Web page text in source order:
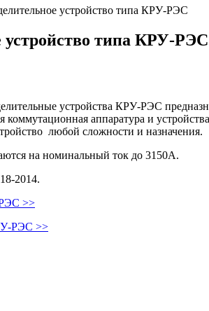
устройство типа КРУ-РЭС
устройство типа КРУ-РЭС
устройства КРУ-РЭС
коммутационная аппаратура и
любой сложности и назначения.
на номинальный ток до 3150А.
2014.
>>
РЭС >>